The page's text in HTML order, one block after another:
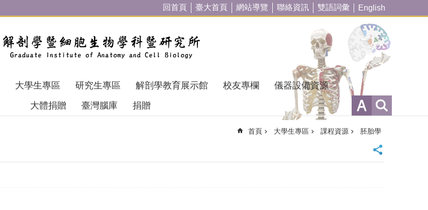
回首頁 臺大首頁 網站導覽 聯絡資訊 雙語詞彙 English
大學生專區 研究生專區 解剖學教育展示館 校友專欄
儀器設備資源
大體捐贈
臺灣腦庫 捐贈
首頁 大學生專區 課程資源 胚胎學